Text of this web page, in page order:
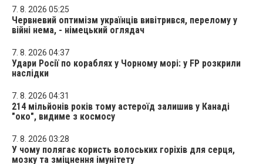
7. 8. 2026 05:25
Червневий оптимізм українців вивітрився, перелому у
війні нема, - німецький оглядач
7. 8. 2026 04:37
Удари Росії по кораблях у Чорному морі: у FP розкрили
наслідки
7. 8. 2026 04:31
214 мільйонів років тому астероїд залишив у Канаді
"око", видиме з космосу
7. 8. 2026 03:28
У чому полягає користь волоських горіхів для серця,
мозку та зміцнення імунітету